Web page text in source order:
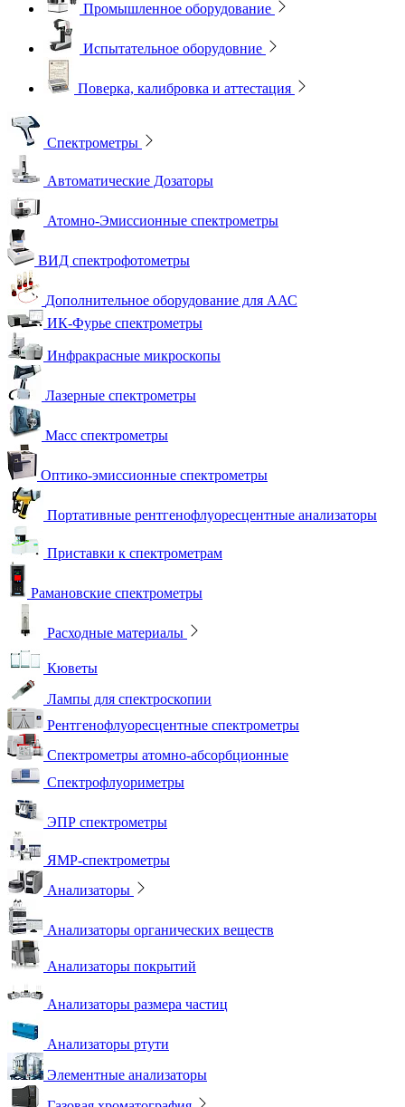
Промышленное оборудование
Испытательное оборудовние
Поверка, калибровка и аттестация
Спектрометры
Автоматические Дозаторы
Атомно-Эмиссионные спектрометры
ВИД спектрофотометры
Дополнительное оборудование для ААС
ИК-Фурье спектрометры
Инфракрасные микроскопы
Лазерные спектрометры
Масс спектрометры
Оптико-эмиссионные спектрометры
Портативные рентгенофлуоресцентные анализаторы
Приставки к спектрометрам
Рамановские спектрометры
Расходные материалы
Кюветы
Лампы для спектроскопии
Рентгенофлуоресцентные спектрометры
Спектрометры атомно-абсорбционные
Спектрофлуориметры
ЭПР спектрометры
ЯМР-спектрометры
Анализаторы
Анализаторы органических веществ
Анализаторы покрытий
Анализаторы размера частиц
Анализаторы ртути
Элементные анализаторы